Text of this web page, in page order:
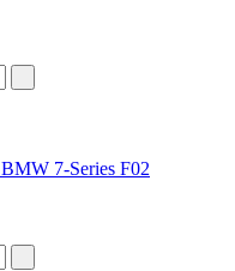
7-Series F02